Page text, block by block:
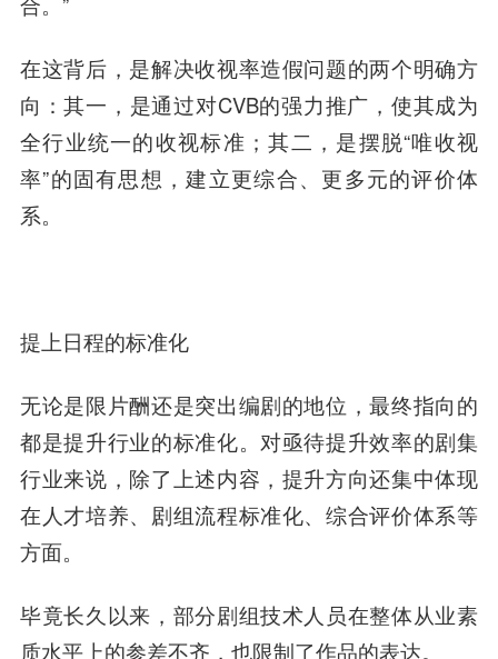
在这背后，是解决收视率造假问题的两个明确方
向：其一，是通过对CVB的强力推广，使其成为
全行业统一的收视标准；其二，是摆脱“唯收视
率”的固有思想，建立更综合、更多元的评价体
系。
提上日程的标准化
无论是限片酬还是突出编剧的地位，最终指向的
都是提升行业的标准化。对亟待提升效率的剧集
行业来说，除了上述内容，提升方向还集中体现
在人才培养、剧组流程标准化、综合评价体系等
方面。
毕竟长久以来，部分剧组技术人员在整体从业素
质水平上的参差不齐，也限制了作品的表达。